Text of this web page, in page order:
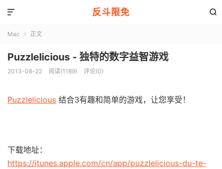
反斗限免 

Mac  正文
Puzzlelicious - 独特的数字益智游戏
2013-08-22 阅读(1189) 评论(0)
Puzzlelicious 结合3有趣和简单的游戏，让您享受！
下载地址：
https://itunes.apple.com/cn/app/puzzlelicious-du-te-